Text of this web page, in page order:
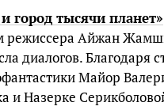
город тысячи планет»
режиссера Айжан
диалогов. Благодаря
Майор
и Назерке